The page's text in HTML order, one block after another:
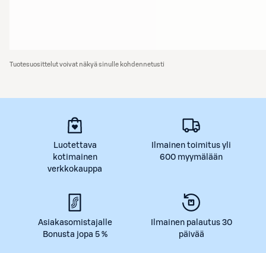
Tuotesuosittelut voivat näkyä sinulle kohdennetusti
Luotettava
kotimainen
verkkokauppa
Ilmainen toimitus yli
600 myymälään
Asiakasomistajalle
Bonusta jopa 5 %
Ilmainen palautus 30
päivää